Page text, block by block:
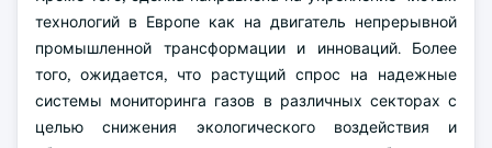
технологий в Европе как на двигатель непрерывной
промышленной трансформации и инноваций. Более
того, ожидается, что растущий спрос на надежные
системы мониторинга газов в различных секторах с
целью снижения экологического воздействия и